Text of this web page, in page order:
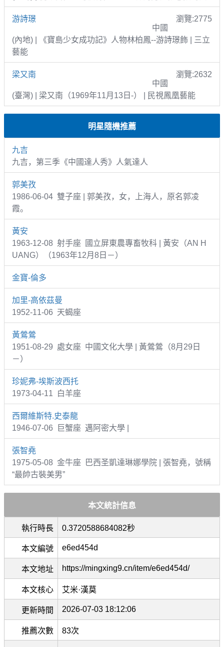
游詩璟
瀏覽:2775
中國
(內地) | 《寶島少女成功記》人物林柏鳳--游詩璟飾 | 三立
藝能
梁又南
瀏覽:2632
中國
(臺灣) | 梁又南（1969年11月13日-） | 民視鳳凰藝能
明星隨機推薦
九吉
九吉，第三季《中國達人秀》人氣達人
郭美孜
1986-06-04 雙子座 | 郭美孜，女，上海人，原名郭凌
霞。
黃安
1963-12-08 射手座 國立屏東農專畜牧科 | 黃安（AN H
UANG）（1963年12月8日－）
金寶-倫多
加里-高依茲曼
1952-11-06 天蝎座
黃鶯鶯
1951-08-29 處女座 中國文化大學 | 黃鶯鶯（8月29日
－）
珍妮弗-埃斯波西托
1973-04-11 白羊座
西爾維斯特.史泰龍
1946-07-06 巨蟹座 邁阿密大學 |
張智堯
1975-05-08 金牛座 巴西圣凱達琳娜學院 | 張智堯，號稱
“最帥古裝美男”
本文統計信息
執行時長 0.3720588684082秒
本文編號 e6ed454d
本文地址 https://mingxing9.cn/item/e6ed454d/
本文核心 艾米·漢莫
更新時間 2026-07-03 18:12:06
推薦次數 83次